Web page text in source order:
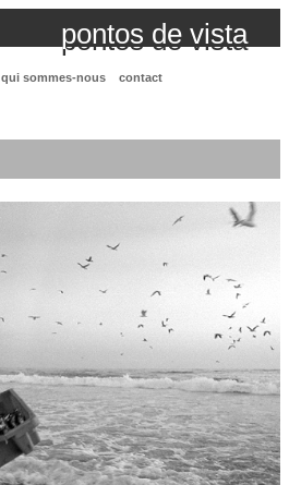
pontos de vista
qui sommes-nous contact